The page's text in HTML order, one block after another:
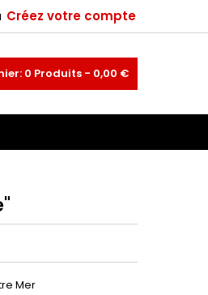
Créez votre compte
0 Produits - 0,00 €
Mer